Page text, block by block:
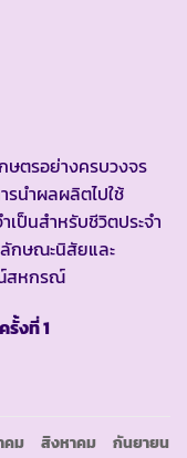
ษตรอย่างครบวงจร
นำผลผลิตไปใช้
ป็นสำหรับชีวิตประจำ
กษณะนิสัยและ
สหกรณ์
รั้งที่ 1
คม สิงหาคม กันยายน